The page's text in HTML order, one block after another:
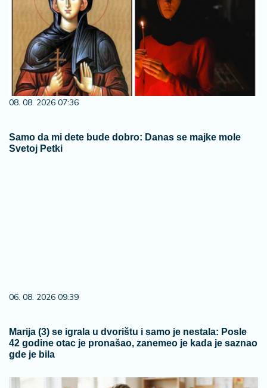
08. 08. 2026 07:36
Samo da mi dete bude dobro: Danas se majke mole
Svetoj Petki
06. 08. 2026 09:39
Marija (3) se igrala u dvorištu i samo je nestala: Posle
42 godine otac je pronašao, zanemeo je kada je saznao
gde je bila